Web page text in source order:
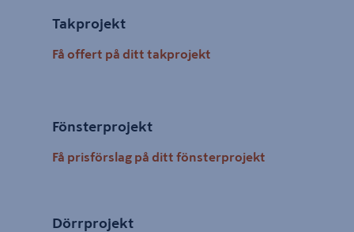
Takprojekt
Få offert på ditt takprojekt
Fönsterprojekt
Få prisförslag på ditt fönsterprojekt
Dörrprojekt